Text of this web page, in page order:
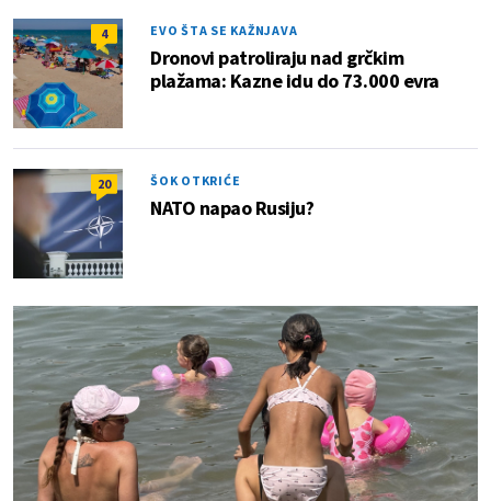
4 EVO ŠTA SE KAŽNJAVA
Dronovi patroliraju nad grčkim
plažama: Kazne idu do 73.000 evra
20 ŠOK OTKRIĆE
NATO napao Rusiju?